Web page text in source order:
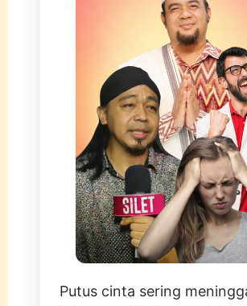
Putus cinta sering